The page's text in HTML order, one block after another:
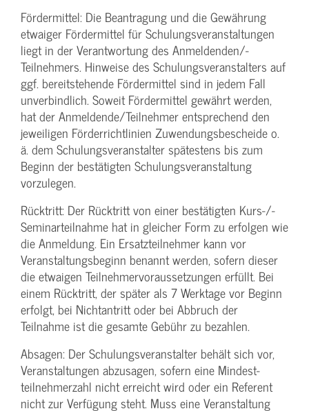
Fördermittel: Die Beantragung und die Gewährung
etwaiger Fördermittel für Schulungs­veranstaltungen
liegt in der Verantwortung des Anmeldenden/­
Teilnehmers. Hinweise des Schulungs­veranstalters auf
ggf. bereitstehende Fördermittel sind in jedem Fall
unverbindlich. Soweit Fördermittel gewährt werden,
hat der Anmeldende/­Teilnehmer entsprechend den
jeweiligen Förderrichtlinien Zuwendungs­bescheide o.
ä. dem Schulungs­veranstalter spätestens bis zum
Beginn der bestätigten Schulungs­veranstaltung
vorzulegen.
Rücktritt: Der Rücktritt von einer bestätigten Kurs-/­
Seminarteilnahme hat in gleicher Form zu erfolgen wie
die Anmeldung. Ein Ersatzteilnehmer kann vor
Veranstaltungs­beginn benannt werden, sofern dieser
die etwaigen Teilnehmer­voraussetzungen erfüllt. Bei
einem Rücktritt, der später als 7 Werktage vor Beginn
erfolgt, bei Nichtantritt oder bei Abbruch der
Teilnahme ist die gesamte Gebühr zu bezahlen.
Absagen: Der Schulungs­veranstalter behält sich vor,
Veranstaltungen abzusagen, sofern eine Mindest­
teilnehmerzahl nicht erreicht wird oder ein Referent
nicht zur Verfügung steht. Muss eine Veranstaltung